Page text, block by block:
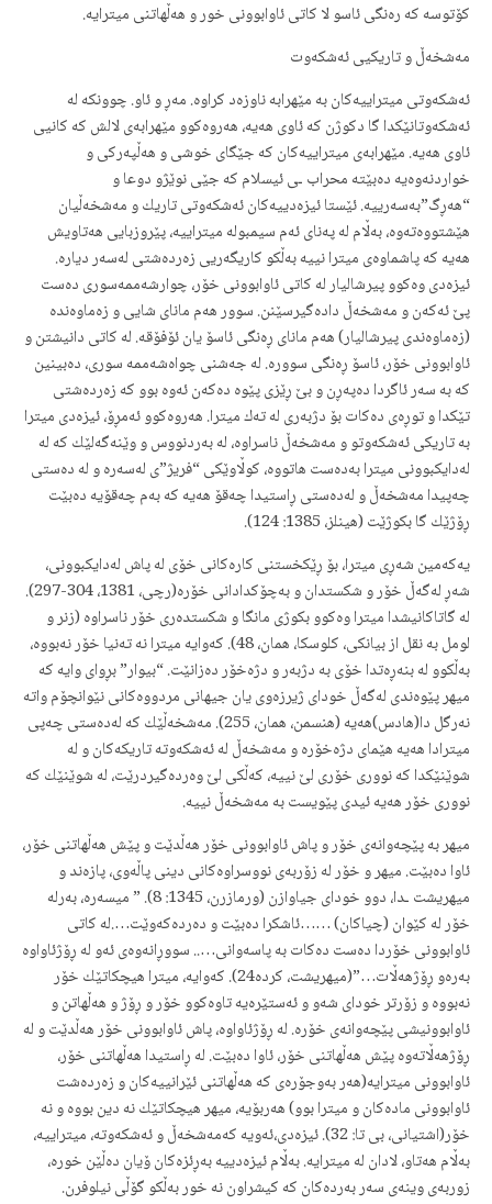
كۆتوسە كە رەنگی ئاسو لا كاتی ئاوابوونی خور و هەڵهاتنی میترایە.
مەشخەڵ و تاریكیی ئەشكەوت
ئەشكەوتی میتراییەكان بە مێهرابە ناوزەد كراوە. مەڕ و ئاو. چوونكە لە
ئەشكەوتانێكدا گا دكوژن كە ئاوی هەیە، هەروەكوو مێهرابەی لالش كە كانیی
ئاوی هەیە. مێهرابەی میتراییەكان كە جێگای خوشی و هەڵپەركی و
خواردنەوەیە دەبێتە محراب ـی ئیسلام كە جێی نوێژو دوعا و
“هەڕگ”بەسەرییە. ئێستا ئیزەدییەكان ئەشكەوتی تاریك و مەشخەڵیان
هێشتووەتەوە، بەڵام لە پەنای ئەم سیمبولە میتراییە، پێروزبایی هەتاویش
هەیە كە پاشماوەی میترا نییە بەڵكو كاریگەریی زەردەشتی لەسەر دیارە.
ئیزەدی وەكوو پیرشالیار لە كاتی ئاوابوونی خۆر، چوارشەممەسوری دەست
پێ ئەكەن و مەشخەڵ دادەگیرسێنن. سوور هەم مانای شایی و زەماوەندە
(زەماوەندی پیرشالیار) هەم مانای ڕەنگی ئاسۆ یان ئۆفۆقە. لە كاتی دانیشتن و
ئاوابوونی خۆر، ئاسۆ ڕەنگی سوورە. لە جەشنی چواەشەممە سوری، دەبینین
كە بە سەر ئاگردا دەپەڕن و بێ ڕێزی پێوە دەكەن ئەوە بوو كە زەردەشتی
تێكدا و توڕەی دەكات بۆ دژبەری لە تەك میترا. هەروەكوو ئەمڕۆ، ئیزەدی میترا
بە تاریكی ئەشكەوتو و مەشخەڵ ناسراوە، لە بەردنووس و وێنەگەلێك كە لە
لەدایكبوونی میترا بەدەست هاتووە، كوڵاوێكی “فریژ”ی لەسەرە و لە دەستی
چەپیدا مەشخەڵ و لەدەستی ڕاستیدا چەقۆ هەیە كە بە‌م چەقۆیە دەبێت
ڕۆژێك گا بكوژێت (هینلز، 1385: 124).
یەكەمین شەڕی میترا، بۆ ڕێكخستنی كارەكانی خۆی لە پاش لەدایكبوونی،
شەڕ لەگەڵ خۆر و شكستدان و بەچۆكدادانی خۆرە(رچی، 1381، 304-297).
لە گاتاكانیشدا میترا وەكوو بكوژی مانگا و شكستدەری خۆر ناسراوە (زنر و
لومل به نقل از بیانكی، كلوسكا، همان، 48). كەوایە میترا نە تەنیا خۆر نەبووە،
بەڵكوو لە بنەڕەتدا خۆی بە دژبەر و دژەخۆر دەزانێت. “بیوار” بڕوای وایە كە
میهر پێوەندی لەگەڵ خودای ژیرزەوی یان جیهانی مردووەكانی نێوانچۆم واته
نەرگل دا(هادس)هەیە (هنسمن، همان، 255). مەشخەڵێك كە لەدەستی چەپی
میترادا هەیە هێمای دژەخۆرە و مەشخەڵ لە ئەشكەوتە تاریكەكان و لە
شوێنێكدا كە نووری خۆری لێ نییه،‌ كەڵكی لێ وەردەگیردرێت، لە شوێنێك كە
نووری خۆر هەیە ئیدی پێویست بە مەشخەڵ نییە.
میهر بە پێچەوانەی خۆر و پاش‌ ئاوابوونی خۆر هەڵدێت و پێش هەڵهاتنی خۆر،
ئاوا دەبێت. میهر و خۆر لە زۆربەی نووسراوەكانی دینی پاڵەوی، پازەند و
میهریشت ـدا، دوو خودای جیاوازن (ورمازرن، 1345: 8). ” میسەرە، بەرلە
خۆر لە كێوان (چیاكان) ……ئاشكرا دەبێت و دەردەكەوێت….لە كاتی
ئاوابوونی خۆردا دەست دەكات بە پاسەوانی….. سووڕانەوەی ئەو لە ڕۆژئاواوە
بەرەو ڕۆژهەڵات…”(میهریشت، كردە24). كەوایە، میترا هیچكاتێك خۆر
نەبووە و زۆرتر خودای شەو و ئەستێرەیە تاوەكوو خۆر و ڕۆژ و هەڵهاتن و
ئاوابوونیشی پێچەوانەی خۆرە. لە ڕۆژئاواوە، پاش ئاوابوونی خۆر هەڵدێت و لە
ڕۆژهەڵاتەوە پێش هەڵهاتنی خۆر، ئاوا دەبێت. لە ڕاستیدا هەڵهاتنی خۆر،
ئاوابوونی میترایە(هەر بەوجۆرەی كە هەڵهاتنی ئێرانییەكان و زەردەشت
ئاوابوونی مادەكان و میترا بوو) هەربۆیە، میهر هیچكاتێك نە دین بووە و نە
خۆر(اشتیانی، بی تا: 32). ئیزەدی،ئەویە كەمەشخەڵ و ئەشكەوتە، میتراییە،
بەڵام هەتاو، لادان لە میترایە. بەڵام ئیزەدییە بەڕئزەكان ۆیان دەڵێن خورە،
زوربەی وینەی سەر بەردەكان كە كیشراون نە خور بەڵكو گۆڵی نیلوفرن.